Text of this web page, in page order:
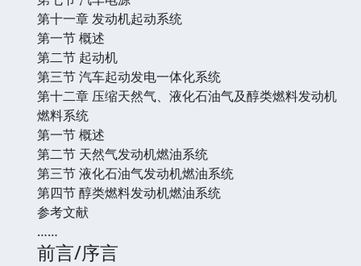
第十一章 发动机起动系统
第一节 概述
第二节 起动机
第三节 汽车起动发电一体化系统
第十二章 压缩天然气、液化石油气及醇类燃料发动机
燃料系统
第一节 概述
第二节 天然气发动机燃油系统
第三节 液化石油气发动机燃油系统
第四节 醇类燃料发动机燃油系统
参考文献
……
前言/序言